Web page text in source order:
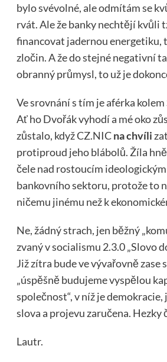
bylo svévolné, ale odmítám se
rvát. Ale že banky nechtějí kvůli
financovat jadernou energetiku,
zločin. A že do stejné negativní
obranný průmysl, to už je
Ve srovnání s tím je aférka
Ať ho Dvořák vyhodí a mé oko
zůstalo, když CZ.NICna chvíli
protiproud jeho blábolů. Žíla
čele nad rostoucím
bankovního sektoru, protože to
ničemu jinému než k
Ne, žádný strach, jen běžný
zvaný v socialismu 2.3.0 „Slovo
Již zítra bude ve vývařovně zase
„úspěšně budujeme vyspělou
společnost“, v níž je demokracie,
slova a projevu zaručena. Hezky
Lautr.